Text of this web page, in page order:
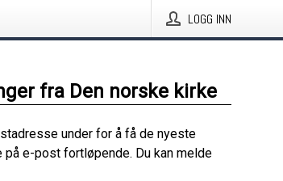
LOGG INN
fra Den norske kirke
under for å få de nyeste
på e-post fortløpende. Du kan melde